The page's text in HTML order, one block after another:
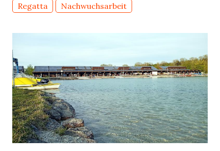
Regatta Nachwuchsarbeit